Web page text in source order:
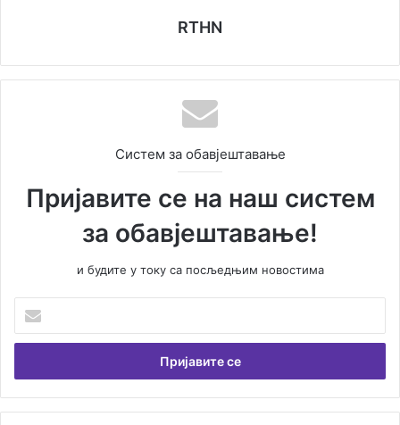
RTHN
Систем за обавјештавање
Пријавите се на наш систем
за обавјештавање!
и будите у току са посљедњим новостима
Вашу
емаил